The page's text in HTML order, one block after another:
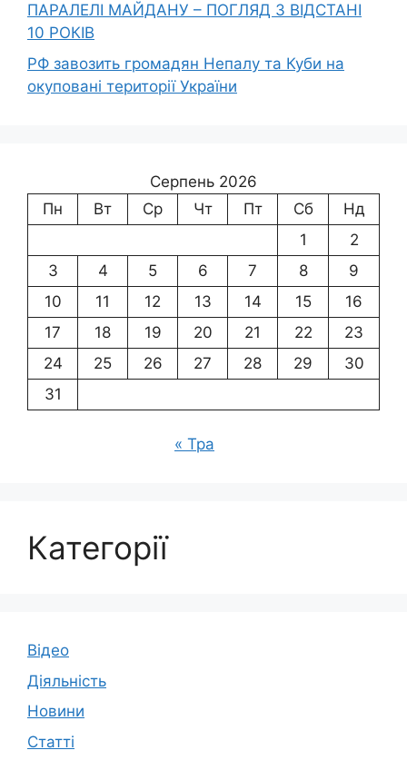
ПАРАЛЕЛІ МАЙДАНУ – ПОГЛЯД З ВІДСТАНІ
10 РОКІВ
РФ завозить громадян Непалу та Куби на
окуповані території України
Серпень 2026
Пн
Вт Ср Чт Пт Сб
Нд
1
2
3
4 5 6 7 8
9
10
11 12 13 14 15
16
17
18 19 20 21 22
23
24
25 26 27 28 29
30
31
« Тра
Категорії
Відео
Діяльність
Новини
Статті